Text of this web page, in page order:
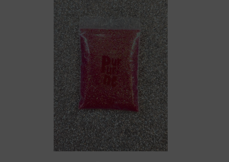
ADICIONAR AO CARRINHO